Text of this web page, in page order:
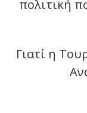
πολιτική
Γιατί η